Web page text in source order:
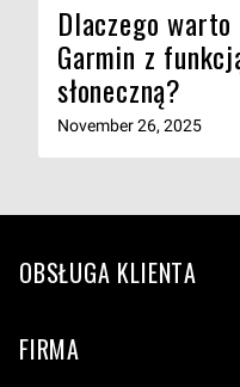
Dlaczego
Garmin z
słoneczną?
November 26, 2025
OBSŁUGA KLIENTA
FIRMA